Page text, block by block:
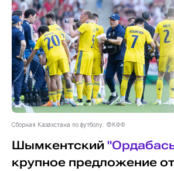
Сборная Казахстана по футболу. ©КФФ
Шымкентский
крупное предложение от